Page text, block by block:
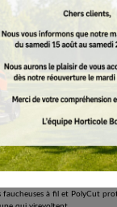
têtes
la TVA de 21%.
faucheuses à fil et PolyCut